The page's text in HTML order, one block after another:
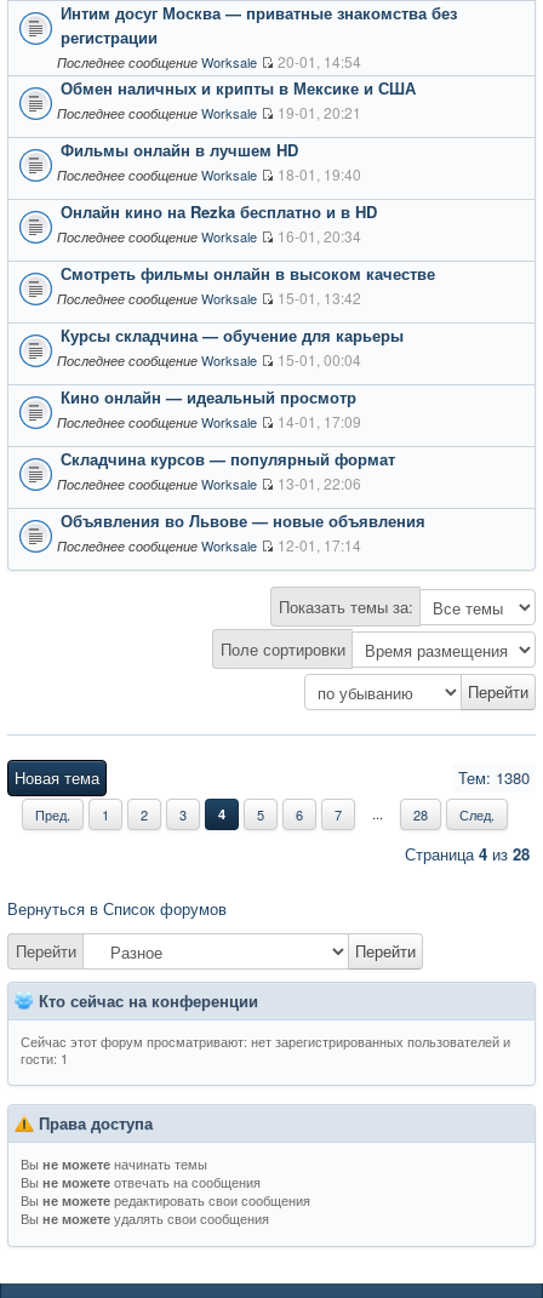
Интим досуг Москва — приватные знакомства без
регистрации
Последнее сообщение Worksale 20-01, 14:54
Обмен наличных и крипты в Мексике и США
Последнее сообщение Worksale 19-01, 20:21
Фильмы онлайн в лучшем HD
Последнее сообщение Worksale 18-01, 19:40
Онлайн кино на Rezka бесплатно и в HD
Последнее сообщение Worksale 16-01, 20:34
Смотреть фильмы онлайн в высоком качестве
Последнее сообщение Worksale 15-01, 13:42
Курсы складчина — обучение для карьеры
Последнее сообщение Worksale 15-01, 00:04
Кино онлайн — идеальный просмотр
Последнее сообщение Worksale 14-01, 17:09
Складчина курсов — популярный формат
Последнее сообщение Worksale 13-01, 22:06
Объявления во Львове — новые объявления
Последнее сообщение Worksale 12-01, 17:14
Показать темы за:
Поле сортировки
Новая тема Тем: 1380
Пред. 1 2 3 4 5 6 7 ... 28 След.
Страница4 из 28
Вернуться в Список форумов
Перейти
Перейти
Кто сейчас на конференции
Сейчас этот форум просматривают: нет зарегистрированных пользователей и
гости: 1
Права доступа
Вы не можете начинать темы
Вы не можете отвечать на сообщения
Вы не можете редактировать свои сообщения
Вы не можете удалять свои сообщения